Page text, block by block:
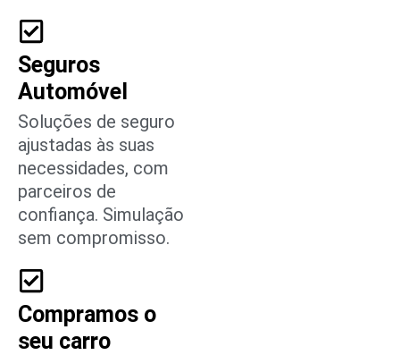
Seguros
Automóvel
Soluções de seguro
ajustadas às suas
necessidades, com
parceiros de
confiança. Simulação
sem compromisso.
Compramos o
seu carro